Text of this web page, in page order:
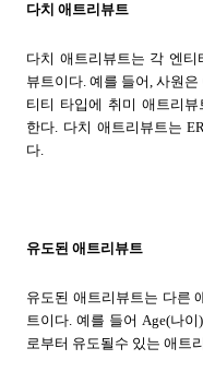
다치 애트리뷰트
다치 애트리뷰트는 각 엔
뷰트이다. 예를 들어, 사원
티티 타입에 취미 애트리
한다. 다치 애트리뷰트는
다.
유도된 애트리뷰트
유도된 애트리뷰트는 다른
트이다. 예를 들어 Age(나
로부터 유도될수 있는 애트